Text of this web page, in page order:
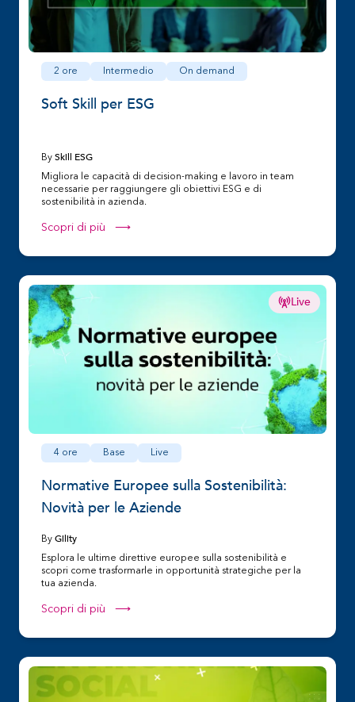
2 ore Intermedio On demand
Soft Skill per ESG
By Skill ESG
Migliora le capacità di decision-making e lavoro in team
necessarie per raggiungere gli obiettivi ESG e di
sostenibilità in azienda.
Scopri di più ⟶
Live
4 ore Base Live
Normative Europee sulla Sostenibilità:
Novità per le Aziende
By Gility
Esplora le ultime direttive europee sulla sostenibilità e
scopri come trasformarle in opportunità strategiche per la
tua azienda.
Scopri di più ⟶